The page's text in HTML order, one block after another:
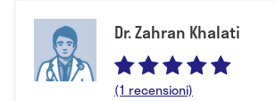
Dr. Zahran Khalati
(1 recensioni)